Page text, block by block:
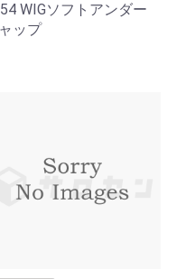
WIGソフトアンダー
ップ